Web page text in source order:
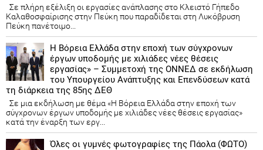
Σε πλήρη εξέλιξη οι εργασίες ανάπλασης στο Κλειστό Γήπεδο
Καλαθοσφαίρισης στην Πεύκη που παραδίδεται στη Λυκόβρυση
Πεύκη πανέτοιμο...
Η Βόρεια Ελλάδα στην εποχή των σύγχρονων
έργων υποδομής με χιλιάδες νέες θέσεις
εργασίας» – Συμμετοχή της ΟΝΝΕΔ σε εκδήλωση
του Υπουργείου Ανάπτυξης και Επενδύσεων κατά
τη διάρκεια της 85ης ΔΕΘ
Σε μια εκδήλωση με θέμα «Η Βόρεια Ελλάδα στην εποχή των
σύγχρονων έργων υποδομής με χιλιάδες νέες θέσεις εργασίας»
κατά την έναρξη των εργ...
Όλες οι γυμνές φωτογραφίες της Πάολα (ΦΩΤΟ)